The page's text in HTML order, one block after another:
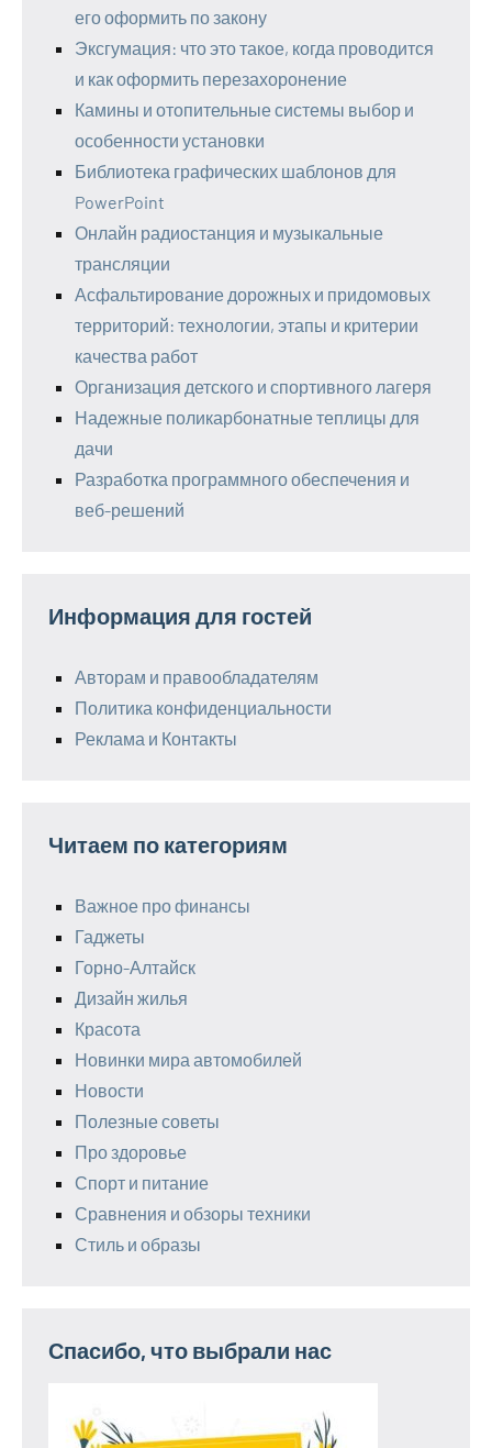
его оформить по закону
Эксгумация: что это такое, когда проводится
и как оформить перезахоронение
Камины и отопительные системы выбор и
особенности установки
Библиотека графических шаблонов для
PowerPoint
Онлайн радиостанция и музыкальные
трансляции
Асфальтирование дорожных и придомовых
территорий: технологии, этапы и критерии
качества работ
Организация детского и спортивного лагеря
Надежные поликарбонатные теплицы для
дачи
Разработка программного обеспечения и
веб-решений
Информация для гостей
Авторам и правообладателям
Политика конфиденциальности
Реклама и Контакты
Читаем по категориям
Важное про финансы
Гаджеты
Горно-Алтайск
Дизайн жилья
Красота
Новинки мира автомобилей
Новости
Полезные советы
Про здоровье
Спорт и питание
Сравнения и обзоры техники
Стиль и образы
Спасибо, что выбрали нас